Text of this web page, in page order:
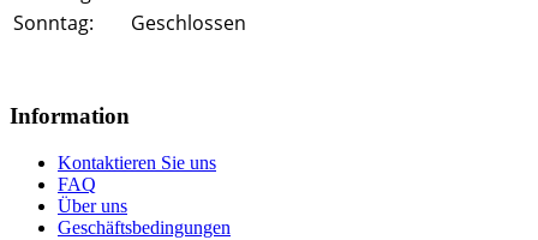
Sonntag:
Geschlossen
Information
Kontaktieren Sie uns
FAQ
Über uns
Geschäftsbedingungen